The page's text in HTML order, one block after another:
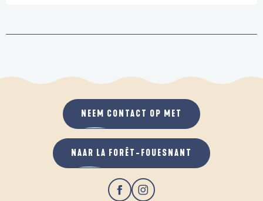
NEEM CONTACT OP MET
NAAR LA FORÊT-FOUESNANT